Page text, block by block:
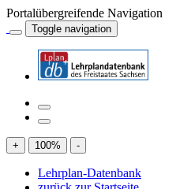
Portalübergreifende Navigation
Toggle navigation
+ 100% -
Lehrplan-Datenbank